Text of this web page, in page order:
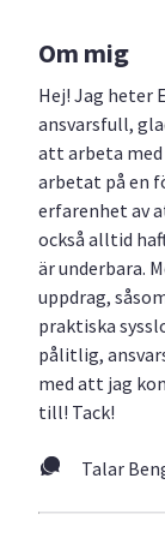
Om mig
Hej! Jag heter
ansvarsfull,
att arbeta med
arbetat på en
erfarenhet av
också alltid
är underbara.
uppdrag,
praktiska
pålitlig,
med att jag
till! Tack!
Talar